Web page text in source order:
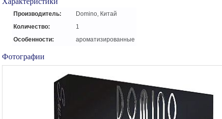
Производитель:
Domino, Китай
Количество:
1
Особенности:
ароматизированные
Фотографии